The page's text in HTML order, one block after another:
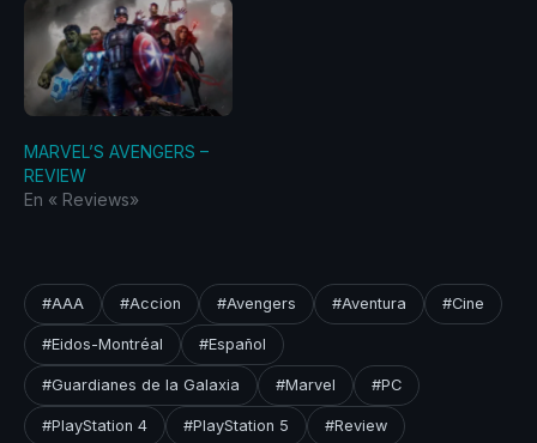
MARVEL’S AVENGERS –
REVIEW
En «‎ Reviews‎»
#AAA #Accion #Avengers #Aventura #Cine
#Eidos-Montréal #Español
#Guardianes de la Galaxia #Marvel #PC
#PlayStation 4 #PlayStation 5 #Review